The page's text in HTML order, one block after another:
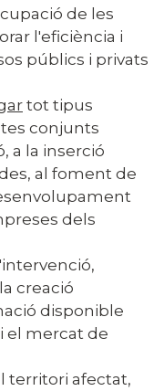
de les
l'eficiència i
públics i privats
tot tipus
conjunts
a la inserció
al foment de
dels
creació
disponible
el mercat de
territori afectat,